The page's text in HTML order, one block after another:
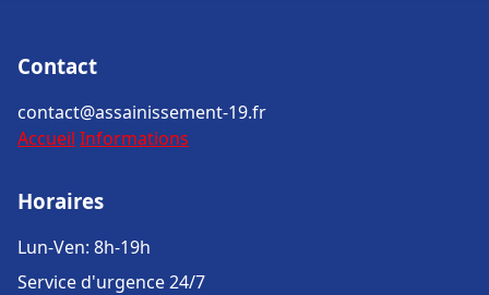
Contact
contact@assainissement-19.fr
Accueil Informations
Horaires
Lun-Ven: 8h-19h
Service d'urgence 24/7